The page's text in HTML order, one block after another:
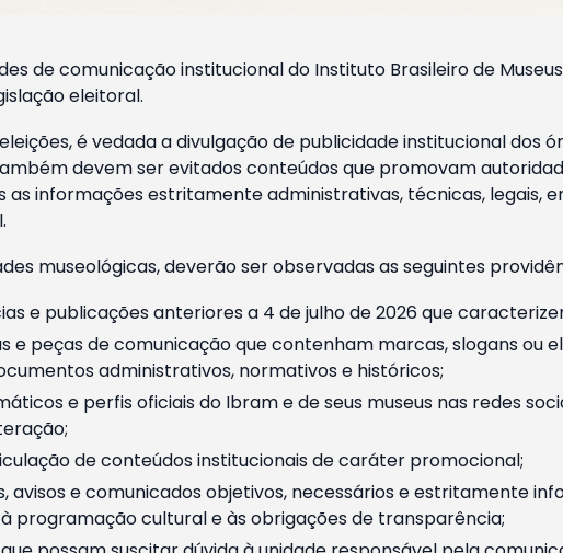
de comunicação institucional do Instituto Brasileiro de
eleitoral.
é vedada a divulgação de publicidade institucional dos
devem ser evitados conteúdos que promovam
informações estritamente administrativas, técnicas, legais,
museológicas, deverão ser observadas as seguintes
e publicações anteriores a 4 de julho de 2026 que
e peças de comunicação que contenham marcas, slogans ou
administrativos, normativos e históricos;
e perfis oficiais do Ibram e de seus museus nas redes
de conteúdos institucionais de caráter promocional;
avisos e comunicados objetivos, necessários e estritamente
programação cultural e às obrigações de transparência;